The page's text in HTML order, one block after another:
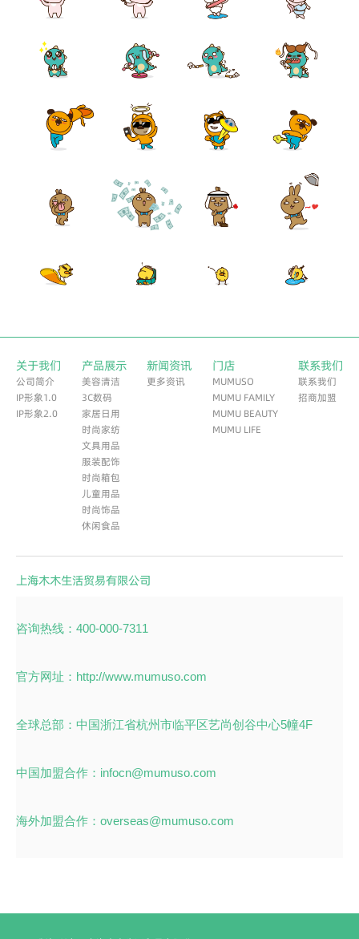
关于我们
公司简介​
IP形象1.0
IP形象2.0
产品展示
美容清洁
3C数码
家居日用
时尚家纺
文具用品
服装配饰
时尚箱包
儿童用品
时尚饰品
休闲食品
新闻资讯
更多资讯
门店
MUMUSO
MUMU FAMILY
MUMU BEAUTY
MUMU LIFE
联系我们
联系我们
招商加盟
上海木木生活贸易有限公司
咨询热线：400-000-7311
官方网址：http://www.mumuso.com
全球总部：中国浙江省杭州市临平区艺尚创谷中心5幢4F
中国加盟合作：infocn@mumuso.com
海外加盟合作：overseas@mumuso.com